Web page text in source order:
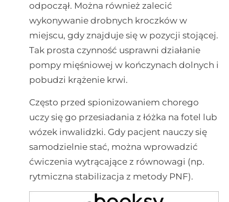
odpoczął. Można również zalecić
wykonywanie drobnych kroczków w
miejscu, gdy znajduje się w pozycji stojącej.
Tak prosta czynność usprawni działanie
pompy mięśniowej w kończynach dolnych i
pobudzi krążenie krwi.
Często przed spionizowaniem chorego
uczy się go przesiadania z łóżka na fotel lub
wózek inwalidzki. Gdy pacjent nauczy się
samodzielnie stać, można wprowadzić
ćwiczenia wytrącające z równowagi (np.
rytmiczna stabilizacja z metody PNF).